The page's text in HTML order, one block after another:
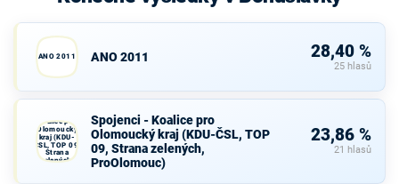
ANO 2011 ANO 2011 28,40 %
25 hlasů
Koalice pro
Olomoucký
kraj (KDU-
ČSL, TOP 09,
Strana
zelených,
Spojenci - Koalice pro
Olomoucký kraj (KDU-ČSL, TOP
09, Strana zelených,
ProOlomouc)
23,86 %
21 hlasů